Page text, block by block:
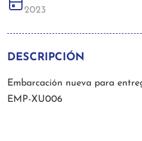
2023
DESCRIPCIÓN
Embarcación nueva para
EMP-XU006